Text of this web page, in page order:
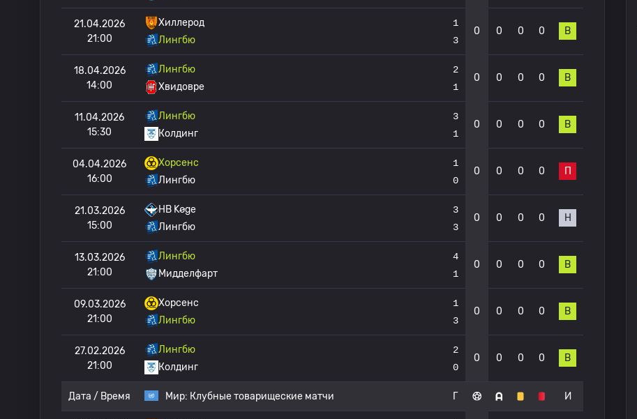
21.04.2026
21:00
Хиллерод
Лингбю
1
3
0 0 0 0 В
18.04.2026
14:00
Лингбю
Хвидовре
2
1
0 0 0 0 В
11.04.2026
15:30
Лингбю
Колдинг
3
1
0 0 0 0 В
04.04.2026
16:00
Хорсенс
Лингбю
1
0
0 0 0 0 П
21.03.2026
15:00
HB Køge
Лингбю
3
3
0 0 0 0 Н
13.03.2026
21:00
Лингбю
Мидделфарт
4
1
0 0 0 0 В
09.03.2026
21:00
Хорсенс
Лингбю
1
3
0 0 0 0 В
27.02.2026
21:00
Лингбю
Колдинг
2
0
0 0 0 0 В
Дата / Время Мир: Клубные товарищеские матчи Г И